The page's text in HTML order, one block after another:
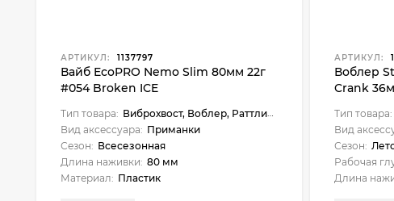
АРТИКУЛ: 1137797
Вайб EcoPRO Nemo Slim 80мм 22г
#054 Broken ICE
Тип товара: Виброхвост, Воблер, Раттлин, Вайб
Вид аксессуара: Приманки
Сезон: Всесезонная
Длина наживки: 80 мм
Материал: Пластик
АРТИКУЛ:
Воблер
Crank
Тип товара:
Вид
Сезон:
Рабочая
Длина